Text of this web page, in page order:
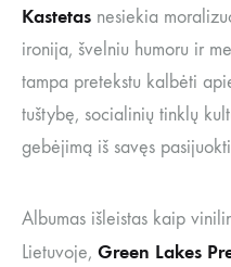
Kastetas nesiekia
ironija, švelniu humoru ir
tampa pretekstu kalbėti
tuštybę, socialinių tinklų
gebėjimą iš savęs
Albumas išleistas kaip
Lietuvoje, Green Lakes